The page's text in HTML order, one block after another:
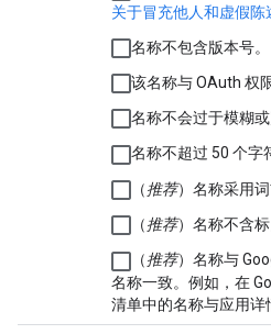
关于冒充他人和虚假陈
名称不包含版本号。
该名称与 OAuth 权
名称不会过于模糊或
名称不超过 50 个字
（推荐）名称采用词
（推荐）名称不含
（推荐）名称与
名称一致。例如，在
清单中的名称与应用详